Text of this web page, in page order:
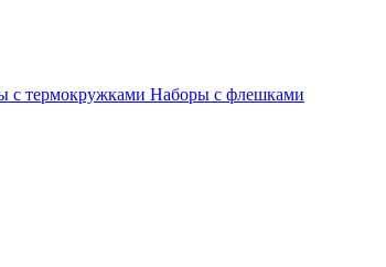
с термокружками Наборы с флешками